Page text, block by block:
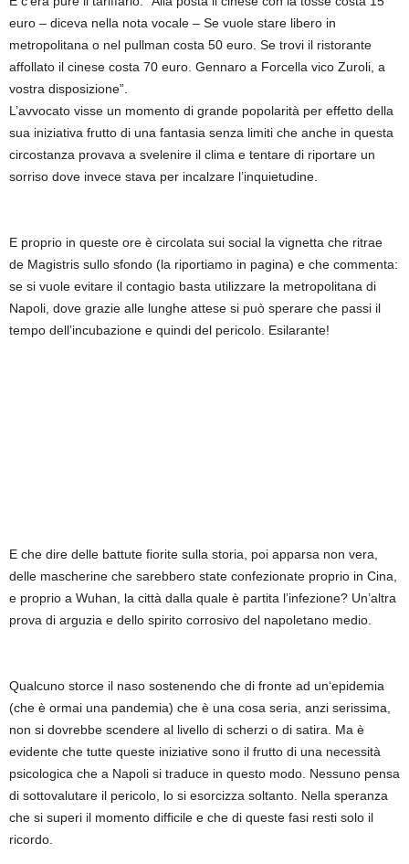
euro – diceva nella nota vocale – Se vuole stare libero in
metropolitana o nel pullman costa 50 euro. Se trovi il ristorante
affollato il cinese costa 70 euro. Gennaro a Forcella vico Zuroli, a
vostra disposizione”.
L’avvocato visse un momento di grande popolarità per effetto della
sua iniziativa frutto di una fantasia senza limiti che anche in questa
circostanza provava a svelenire il clima e tentare di riportare un
sorriso dove invece stava per incalzare l’inquietudine.
E proprio in queste ore è circolata sui social la vignetta che ritrae
de Magistris sullo sfondo (la riportiamo in pagina) e che commenta:
se si vuole evitare il contagio basta utilizzare la metropolitana di
Napoli, dove grazie alle lunghe attese si può sperare che passi il
tempo dell’incubazione e quindi del pericolo. Esilarante!
E che dire delle battute fiorite sulla storia, poi apparsa non vera,
delle mascherine che sarebbero state confezionate proprio in Cina,
e proprio a Wuhan, la città dalla quale è partita l’infezione? Un’altra
prova di arguzia e dello spirito corrosivo del napoletano medio.
Qualcuno storce il naso sostenendo che di fronte ad un‘epidemia
(che è ormai una pandemia) che è una cosa seria, anzi serissima,
non si dovrebbe scendere al livello di scherzi o di satira. Ma è
evidente che tutte queste iniziative sono il frutto di una necessità
psicologica che a Napoli si traduce in questo modo. Nessuno pensa
di sottovalutare il pericolo, lo si esorcizza soltanto. Nella speranza
che si superi il momento difficile e che di queste fasi resti solo il
ricordo.